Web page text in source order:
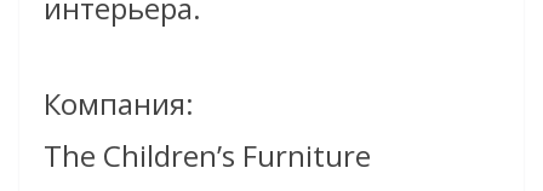
интерьера.
Компания:
The Children’s Furniture